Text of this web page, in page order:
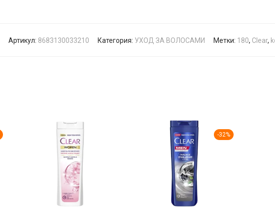
Артикул: 8683130033210 Категория: УХОД ЗА ВОЛОСАМИ Метки: 180, Clear,
-32%